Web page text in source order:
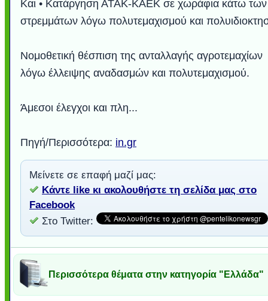
Και • Κατάργηση ΑΤΑΚ-ΚΑΕΚ σε χωράφια κάτω
στρεμμάτων λόγω πολυτεμαχισμού και
Νομοθετική θέσπιση της ανταλλαγής αγροτεμαχίων
λόγω έλλειψης αναδασμών και πολυτεμαχισμού.
Άμεσοι έλεγχοι και πλη...
Πηγή/Περισσότερα: in.gr
Μείνετε σε επαφή μαζί μας:
Κάντε like κι ακολουθήστε τη σελίδα μας στο
Facebook
Στο Twitter:
Περισσότερα θέματα στην κατηγορία "Ελλάδα"